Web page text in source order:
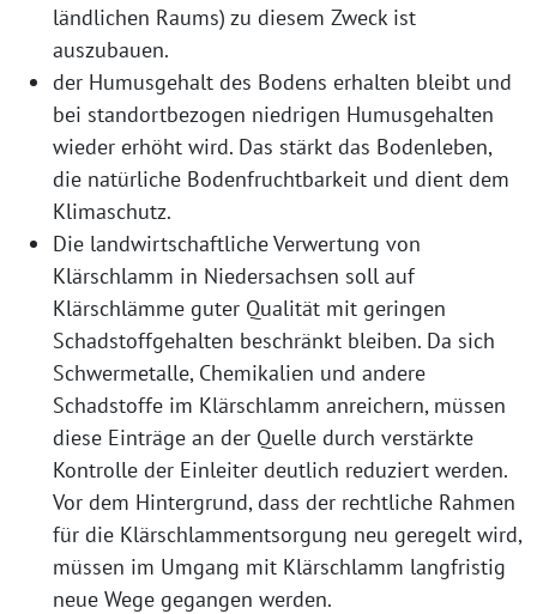
ländlichen Raums) zu diesem Zweck ist
auszubauen.
der Humusgehalt des Bodens erhalten bleibt und
bei standortbezogen niedrigen Humusgehalten
wieder erhöht wird. Das stärkt das Bodenleben,
die natürliche Bodenfruchtbarkeit und dient dem
Klimaschutz.
Die landwirtschaftliche Verwertung von
Klärschlamm in Niedersachsen soll auf
Klärschlämme guter Qualität mit geringen
Schadstoffgehalten beschränkt bleiben. Da sich
Schwermetalle, Chemikalien und andere
Schadstoffe im Klärschlamm anreichern, müssen
diese Einträge an der Quelle durch verstärkte
Kontrolle der Einleiter deutlich reduziert werden.
Vor dem Hintergrund, dass der rechtliche Rahmen
für die Klärschlammentsorgung neu geregelt wird,
müssen im Umgang mit Klärschlamm langfristig
neue Wege gegangen werden.